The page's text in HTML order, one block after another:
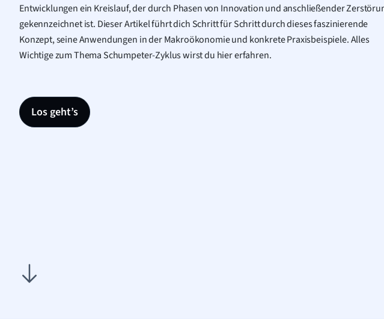
Entwicklungen ein Kreislauf, der durch Phasen von Innovation und anschließender
gekennzeichnet ist. Dieser Artikel führt dich Schritt für Schritt durch dieses faszinierende
Konzept, seine Anwendungen in der Makroökonomie und konkrete Praxisbeispiele. Alles
Wichtige zum Thema Schumpeter-Zyklus wirst du hier erfahren.
Los geht’s